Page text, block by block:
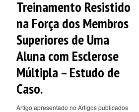
Treinamento Resistido
na Força dos Membros
Superiores de Uma
Aluna com Esclerose
Múltipla – Estudo de
Caso.
Artigo apresentado no Artigos publicados